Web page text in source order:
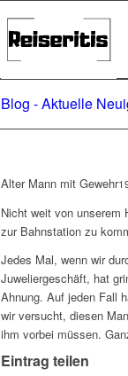
Blog - Aktuelle
Alter Mann mit Gewehr
Nicht weit von unserem
zur Bahnstation zu
Jedes Mal, wenn wir
Juweliergeschäft, hat
Ahnung. Auf jeden Fall
wir versucht, diesen
ihm vorbei müssen.
Eintrag teilen